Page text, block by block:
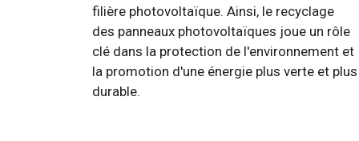
filière photovoltaïque. Ainsi, le recyclage
des panneaux photovoltaïques joue un rôle
clé dans la protection de l'environnement et
la promotion d'une énergie plus verte et plus
durable.